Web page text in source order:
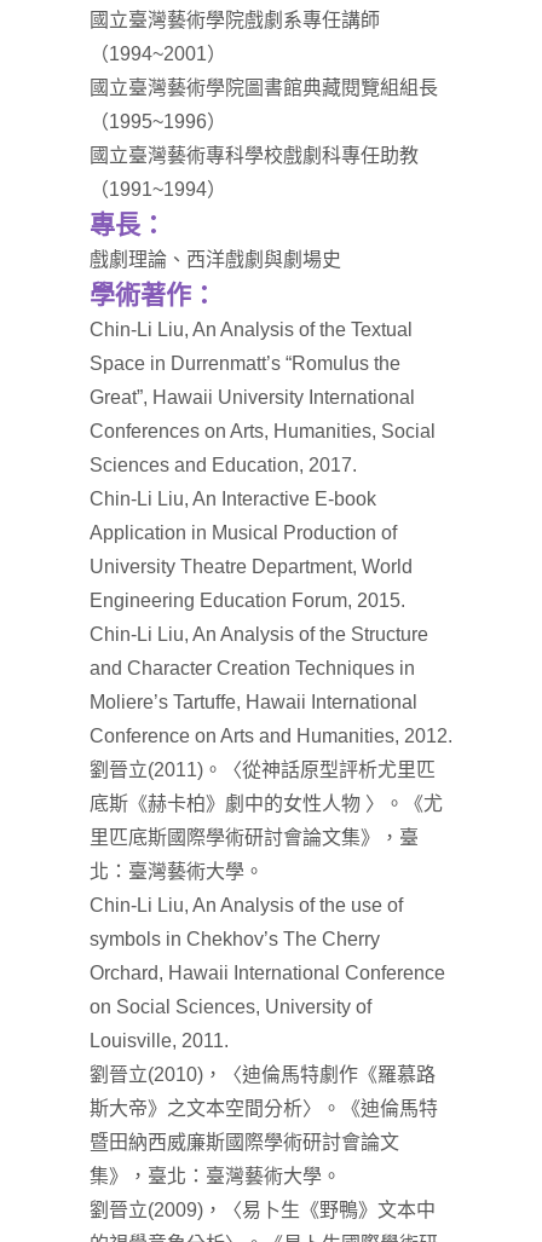
國立臺灣藝術學院戲劇系專任講師
（1994~2001）
國立臺灣藝術學院圖書館典藏閱覽組組長
（1995~1996）
國立臺灣藝術專科學校戲劇科專任助教
（1991~1994）
專長：
戲劇理論、西洋戲劇與劇場史
學術著作：
Chin-Li Liu, An Analysis of the Textual
Space in Durrenmatt’s “Romulus the
Great”, Hawaii University International
Conferences on Arts, Humanities, Social
Sciences and Education, 2017.
Chin-Li Liu, An Interactive E-book
Application in Musical Production of
University Theatre Department, World
Engineering Education Forum, 2015.
Chin-Li Liu, An Analysis of the Structure
and Character Creation Techniques in
Moliere’s Tartuffe, Hawaii International
Conference on Arts and Humanities, 2012.
劉晉立(2011)。〈從神話原型評析尤里匹
底斯《赫卡柏》劇中的女性人物 〉。《尤
里匹底斯國際學術研討會論文集》，臺
北：臺灣藝術大學。
Chin-Li Liu, An Analysis of the use of
symbols in Chekhov’s The Cherry
Orchard, Hawaii International Conference
on Social Sciences, University of
Louisville, 2011.
劉晉立(2010)，〈迪倫馬特劇作《羅慕路
斯大帝》之文本空間分析〉。《迪倫馬特
暨田納西威廉斯國際學術研討會論文
集》，臺北：臺灣藝術大學。
劉晉立(2009)，〈易卜生《野鴨》文本中